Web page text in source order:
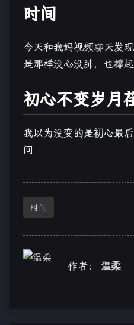
时间
今天和我妈视频聊天发
是那样没心没肺，也撑起
初心不变岁月
我以为没变的是初心最
间
时间
作者： 温柔